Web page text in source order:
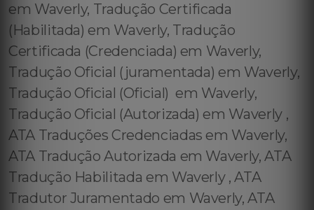
em Waverly, Tradução Certificada
(Habilitada) em Waverly, Tradução
Certificada (Credenciada) em Waverly,
Tradução Oficial (juramentada) em Waverly,
Tradução Oficial (Oficial) em Waverly,
Tradução Oficial (Autorizada) em Waverly ,
ATA Traduções Credenciadas em Waverly,
ATA Tradução Autorizada em Waverly, ATA
Tradução Habilitada em Waverly , ATA
Tradutor Juramentado em Waverly, ATA